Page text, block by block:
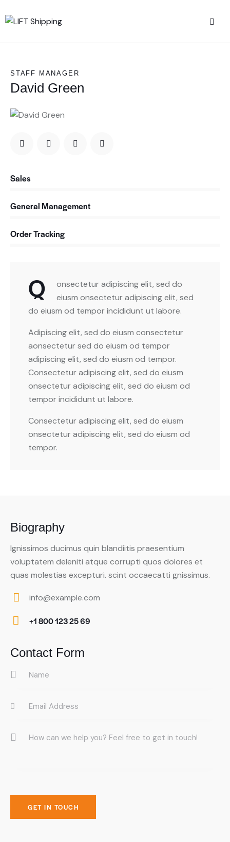
STAFF MANAGER
David Green
Sales
General Management
Order Tracking
Q
onsectetur adipiscing elit, sed do
eiusm onsectetur adipiscing elit, sed
do eiusm od tempor incididunt ut labore.
Adipiscing elit, sed do eiusm consectetur
aonsectetur sed do eiusm od tempor
adipiscing elit, sed do eiusm od tempor.
Consectetur adipiscing elit, sed do eiusm
onsectetur adipiscing elit, sed do eiusm od
tempor incididunt ut labore.
Consectetur adipiscing elit, sed do eiusm
onsectetur adipiscing elit, sed do eiusm od
tempor.
Biography
Ignissimos ducimus quin blandiitis praesentium
voluptatem deleniti atque corrupti quos dolores et
quas molestias excepturi. scint occaecatti gnissimus.
E-
m
info@example.com
on
+1 800 123 25 69
Contact Form